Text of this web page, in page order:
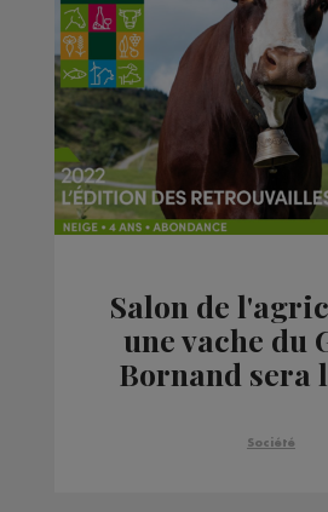
Salon de
une vache du
Bornand sera
Société